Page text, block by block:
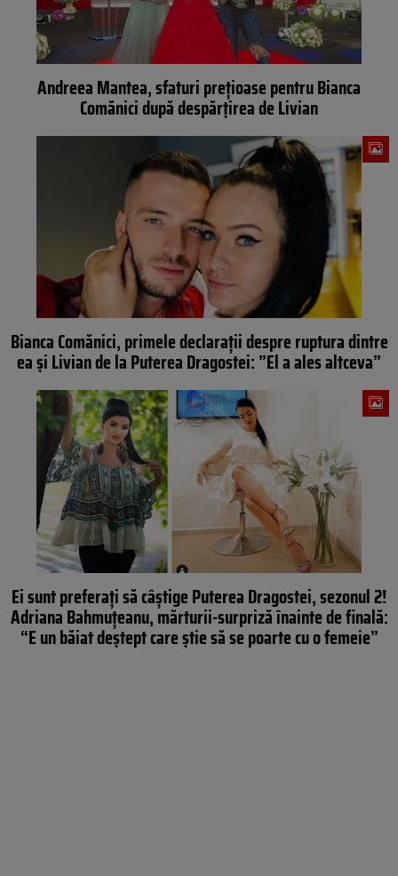
Andreea Mantea, sfaturi prețioase pentru Bianca
Comănici după despărțirea de Livian
Bianca Comănici, primele declarații despre ruptura dintre
ea și Livian de la Puterea Dragostei: ”El a ales altceva”
Ei sunt preferați să câștige Puterea Dragostei, sezonul 2!
Adriana Bahmuțeanu, mărturii-surpriză înainte de finală:
“E un băiat deștept care știe să se poarte cu o femeie”